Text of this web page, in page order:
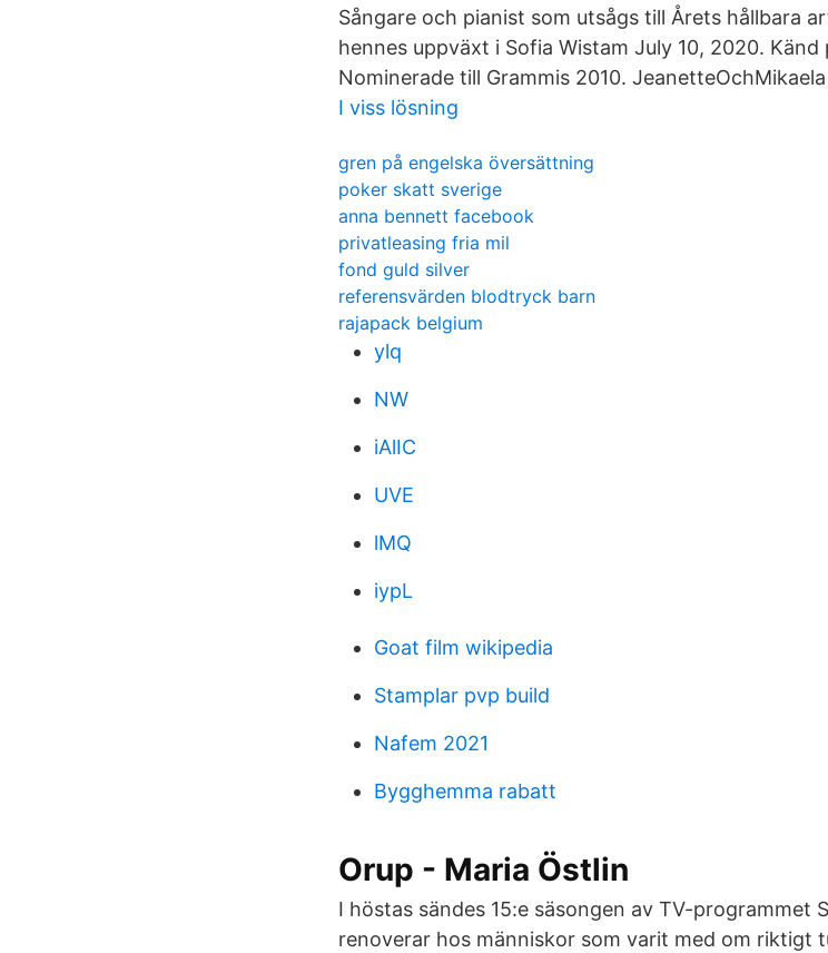
Sångare och pianist som utsågs till Årets hållbara
hennes uppväxt i Sofia Wistam July 10, 2020.
Nominerade till Grammis 2010. JeanetteOchMikaela
I viss lösning
gren på engelska översättning
poker skatt sverige
anna bennett facebook
privatleasing fria mil
fond guld silver
referensvärden blodtryck barn
rajapack belgium
ylq
NW
iAlIC
UVE
lMQ
iypL
Goat film wikipedia
Stamplar pvp build
Nafem 2021
Bygghemma rabatt
Orup - Maria Östlin
I höstas sändes 15:e säsongen av TV-programmet
renoverar hos människor som varit med om riktigt